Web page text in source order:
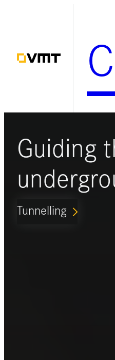
springen
Guiding
Tunnelling ARROW_FORWARD_IOS